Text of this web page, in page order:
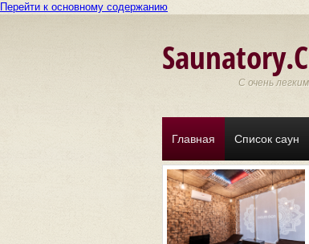
Перейти к основному содержанию
С очень
Главная Список саун